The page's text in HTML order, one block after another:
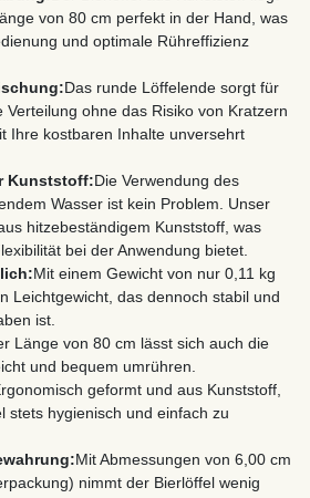
von 80 cm perfekt in der Hand, was
und optimale Rühreffizienz
Das runde Löffelende sorgt für
Verteilung ohne das Risiko von Kratzern
Ihre kostbaren Inhalte unversehrt
Kunststoff:Die Verwendung des
Wasser ist kein Problem. Unser
hitzebeständigem Kunststoff, was
bei der Anwendung bietet.
Mit einem Gewicht von nur 0,11 kg
Leichtgewicht, das dennoch stabil und
ist.
Länge von 80 cm lässt sich auch die
und bequem umrühren.
geformt und aus Kunststoff,
stets hygienisch und einfach zu
Mit Abmessungen von 6,00 cm
nimmt der Bierlöffel wenig